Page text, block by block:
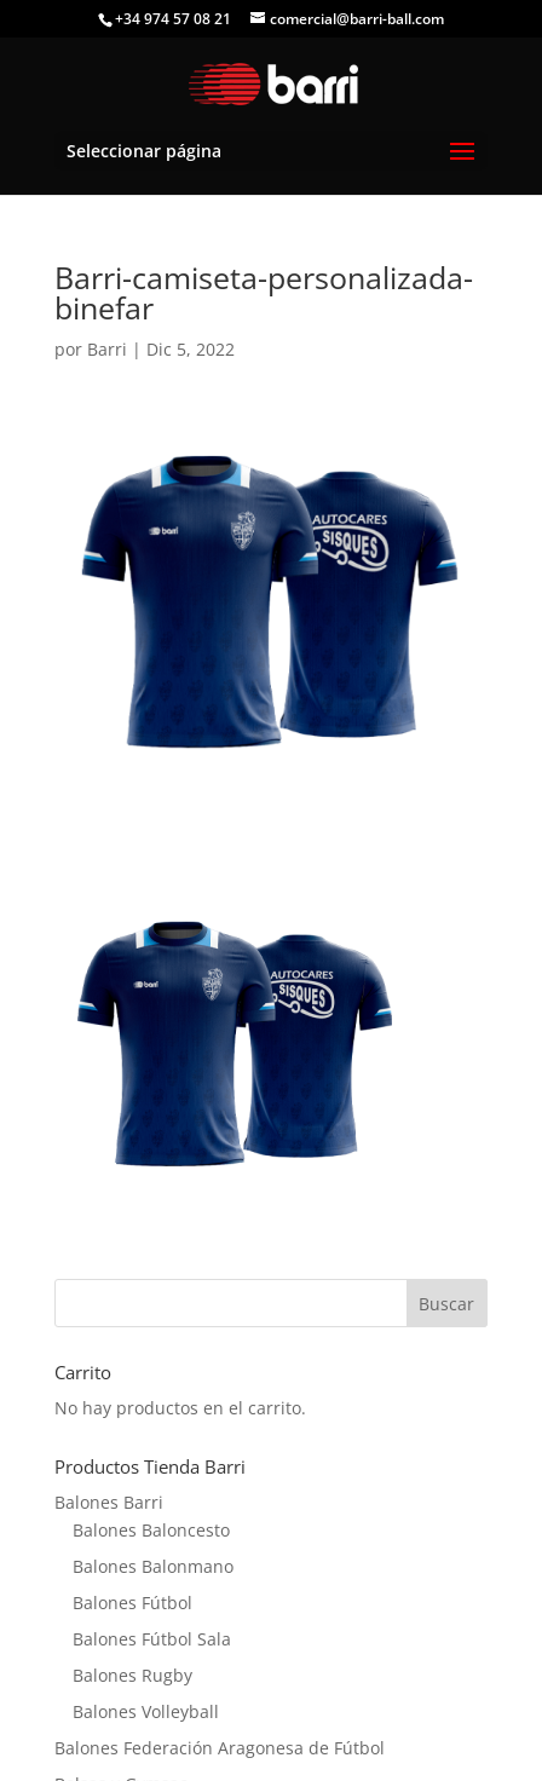
+34 974 57 08 21 comercial@barri-ball.com
Seleccionar página
Barri-camiseta-personalizada-
binefar
por Barri | Dic 5, 2022
Carrito
No hay productos en el carrito.
Productos Tienda Barri
Balones Barri
Balones Baloncesto
Balones Balonmano
Balones Fútbol
Balones Fútbol Sala
Balones Rugby
Balones Volleyball
Balones Federación Aragonesa de Fútbol